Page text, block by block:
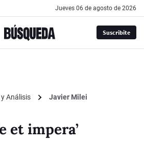
jueves 06 de agosto de 2026
Suscribite
Análisis
Javier Milei
et impera’